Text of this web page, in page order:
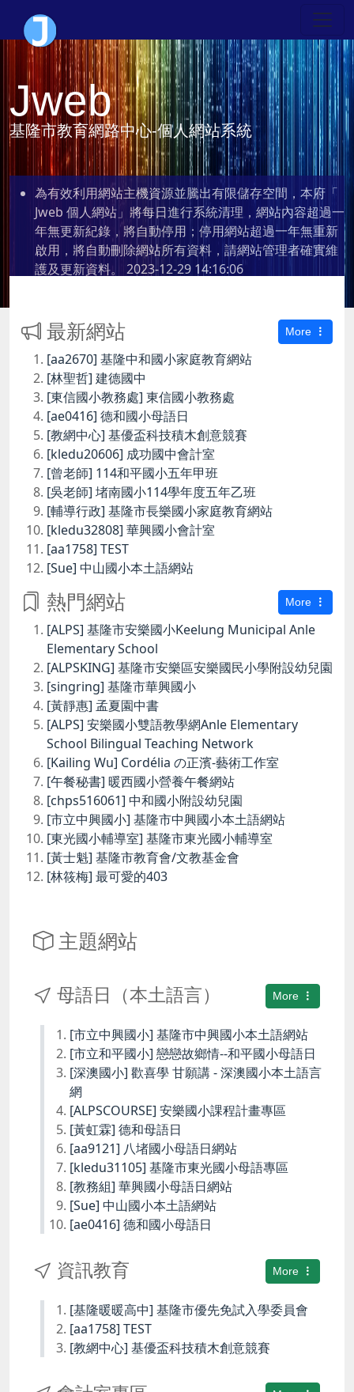
Jweb
基隆市教育網路中心-個人網站系統
為有效利用網站主機資源並騰出有限儲存空間，本府「
Jweb 個人網站」將每日進行系統清理，網站內容超過一
年無更新紀錄，將自動停用；停用網站超過一年無重新
啟用，將自動刪除網站所有資料，請網站管理者確實維
護及更新資料。 2023-12-29 14:16:06
最新網站 More
[aa2670] 基隆中和國小家庭教育網站
[林聖哲] 建德國中
[東信國小教務處] 東信國小教務處
[ae0416] 德和國小母語日
[教網中心] 基優盃科技積木創意競賽
[kledu20606] 成功國中會計室
[曾老師] 114和平國小五年甲班
[吳老師] 堵南國小114學年度五年乙班
[輔導行政] 基隆市長樂國小家庭教育網站
[kledu32808] 華興國小會計室
[aa1758] TEST
[Sue] 中山國小本土語網站
熱門網站 More
[ALPS] 基隆市安樂國小Keelung Municipal Anle
Elementary School
[ALPSKING] 基隆市安樂區安樂國民小學附設幼兒園
[singring] 基隆市華興國小
[黃靜惠] 孟夏園中書
[ALPS] 安樂國小雙語教學網Anle Elementary
School Bilingual Teaching Network
[Kailing Wu] Cordélia の正濱-藝術工作室
[午餐秘書] 暖西國小營養午餐網站
[chps516061] 中和國小附設幼兒園
[市立中興國小] 基隆市中興國小本土語網站
[東光國小輔導室] 基隆市東光國小輔導室
[黃士魁] 基隆市教育會/文教基金會
[林筱梅] 最可愛的403
主題網站
More
母語日（本土語言）
[市立中興國小] 基隆市中興國小本土語網站
[市立和平國小] 戀戀故鄉情--和平國小母語日
[深澳國小] 歡喜學 甘願講 - 深澳國小本土語言
網
[ALPSCOURSE] 安樂國小課程計畫專區
[黃虹霖] 德和母語日
[aa9121] 八堵國小母語日網站
[kledu31105] 基隆市東光國小母語專區
[教務組] 華興國小母語日網站
[Sue] 中山國小本土語網站
[ae0416] 德和國小母語日
More
資訊教育
[基隆暖暖高中] 基隆市優先免試入學委員會
[aa1758] TEST
[教網中心] 基優盃科技積木創意競賽